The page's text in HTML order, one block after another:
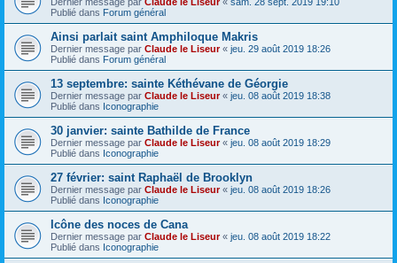
Publié dans Forum général
Ainsi parlait saint Amphiloque Makris
Dernier message par Claude le Liseur« jeu. 29 août 2019 18:26
Publié dans Forum général
13 septembre: sainte Kéthévane de Géorgie
Dernier message par Claude le Liseur« jeu. 08 août 2019 18:38
Publié dans Iconographie
30 janvier: sainte Bathilde de France
Dernier message par Claude le Liseur« jeu. 08 août 2019 18:29
Publié dans Iconographie
27 février: saint Raphaël de Brooklyn
Dernier message par Claude le Liseur« jeu. 08 août 2019 18:26
Publié dans Iconographie
Icône des noces de Cana
Dernier message par Claude le Liseur« jeu. 08 août 2019 18:22
Publié dans Iconographie